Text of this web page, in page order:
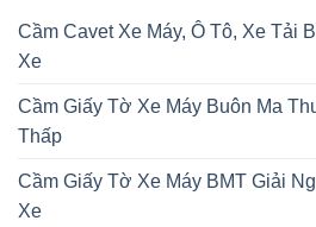
Cầm Cavet Xe Máy, Ô Tô, Xe Tải
Xe
Cầm Giấy Tờ Xe Máy Buôn Ma
Thấp
Cầm Giấy Tờ Xe Máy BMT Giải
Xe